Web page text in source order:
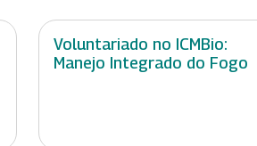
Voluntariado no ICMBio:
Manejo Integrado do Fogo